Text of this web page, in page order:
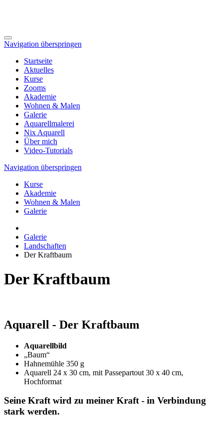
Navigation überspringen
Startseite
Aktuelles
Kurse
Zooms
Akademie
Wohnen & Malen
Galerie
Aquarellmalerei
Nix Aquarell
Über mich
Video-Tutorials
Navigation überspringen
Kurse
Akademie
Wohnen & Malen
Galerie
Galerie
Landschaften
Der Kraftbaum
Der Kraftbaum
Aquarell - Der Kraftbaum
Aquarellbild
„Baum“
Hahnemühle 350 g
Aquarell 24 x 30 cm, mit Passepartout 30 x 40 cm,
Hochformat
Seine Kraft wird zu meiner Kraft - in Verbindung
stark werden.